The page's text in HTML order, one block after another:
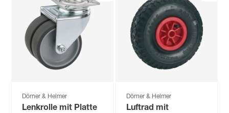
Dörner & Helmer
Lenkrolle mit Platte
Dörner & Helmer
Luftrad mit